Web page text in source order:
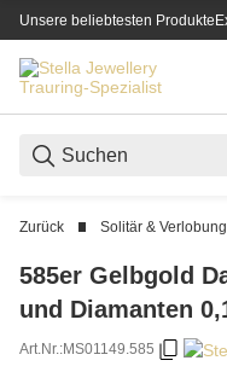
Unsere beliebtesten Produkte
Zurück Solitär &
585er Gelbgold
und Diamanten
Art.Nr.:MS01149.585